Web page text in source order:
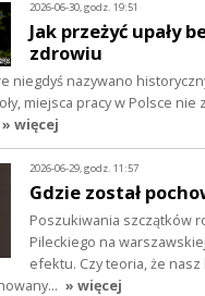
2026-06-30, godz. 19:51
Jak przeżyć upały
zdrowiu
niegdyś nazywano
miejsca pracy w Polsce nie
» więcej
2026-06-29, godz. 11:57
Gdzie został
Poszukiwania szczątków
Pileckiego na
efektu. Czy teoria, że
» więcej